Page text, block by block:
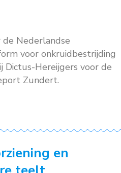
met
de demo is het
van de
tip in het